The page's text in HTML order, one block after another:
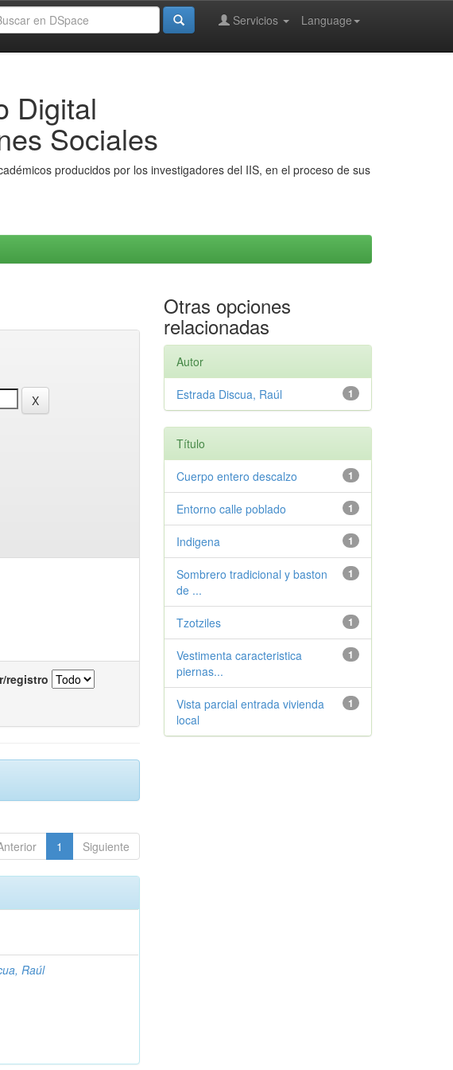
Language
Servicios
Digital
Sociales
producidos por los investigadores del IIS, en el proceso de sus
registro
1 Siguiente
Raúl
Otras opciones
relacionadas
Autor
1
Estrada Discua, Raúl
Título
1
Cuerpo entero descalzo
1
Entorno calle poblado
1
Indigena
1
Sombrero tradicional y baston
de ...
1
Tzotziles
1
Vestimenta caracteristica
piernas...
1
Vista parcial entrada vivienda
local